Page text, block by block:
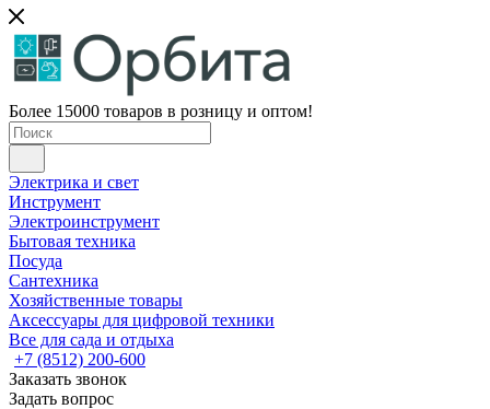
Более 15000 товаров в розницу и оптом!
Электрика и свет
Инструмент
Электроинструмент
Бытовая техника
Посуда
Сантехника
Хозяйственные товары
Аксессуары для цифровой техники
Все для сада и отдыха
+7 (8512) 200-600
Заказать звонок
Задать вопрос